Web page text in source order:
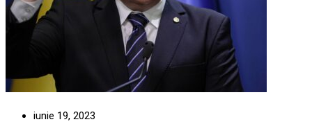
iunie 19, 2023